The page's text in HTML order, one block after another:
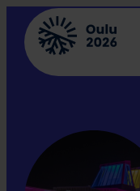
Siirry
sisältöön